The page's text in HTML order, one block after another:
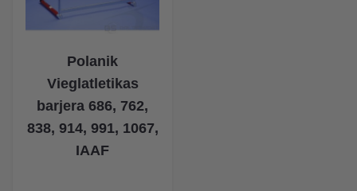
Polanik
Vieglatletikas
barjera 686, 762,
838, 914, 991, 1067,
IAAF